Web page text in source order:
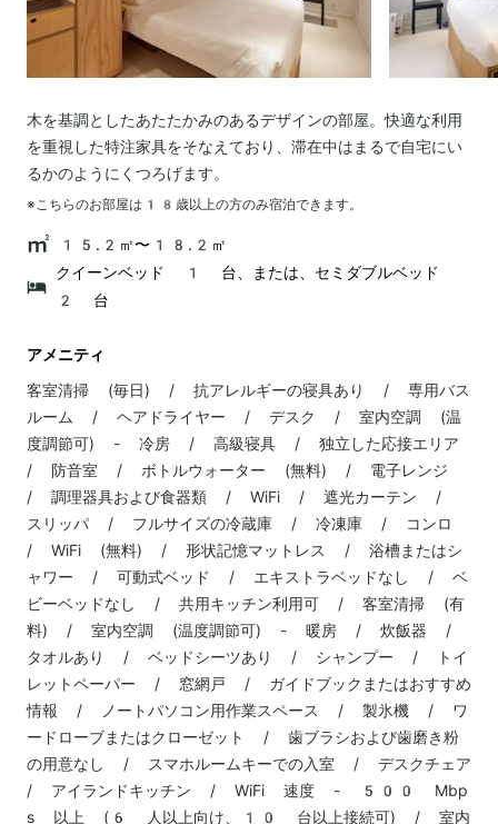
木を基調としたあたたかみのあるデザインの部屋。快適な利用
を重視した特注家具をそなえており、滞在中はまるで自宅にい
るかのようにくつろげます。
※こちらのお部屋は 18 歳以上の方のみ宿泊できます。
15.2㎡〜18.2㎡
クイーンベッド 1 台、または、セミダブルベッド
2 台
アメニティ
客室清掃 (毎日) / 抗アレルギーの寝具あり / 専用バス
ルーム / ヘアドライヤー / デスク / 室内空調 (温
度調節可) - 冷房 / 高級寝具 / 独立した応接エリア
/ 防音室 / ボトルウォーター (無料) / 電子レンジ
/ 調理器具および食器類 / WiFi / 遮光カーテン /
スリッパ / フルサイズの冷蔵庫 / 冷凍庫 / コンロ
/ WiFi (無料) / 形状記憶マットレス / 浴槽またはシ
ャワー / 可動式ベッド / エキストラベッドなし / ベ
ビーベッドなし / 共用キッチン利用可 / 客室清掃 (有
料) / 室内空調 (温度調節可) - 暖房 / 炊飯器 /
タオルあり / ベッドシーツあり / シャンプー / トイ
レットペーパー / 窓網戸 / ガイドブックまたはおすすめ
情報 / ノートパソコン用作業スペース / 製氷機 / ワ
ードローブまたはクローゼット / 歯ブラシおよび歯磨き粉
の用意なし / スマホルームキーでの入室 / デスクチェア
/ アイランドキッチン / WiFi 速度 - 500 Mbp
s 以上 (6 人以上向け、10 台以上接続可) / 室内